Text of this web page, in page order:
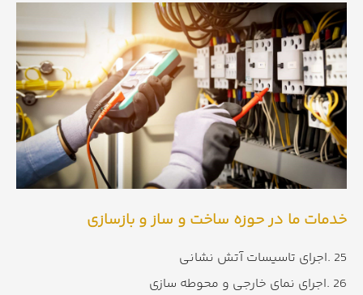
خدمات ما در حوزه ساخت و ساز و بازسازی
25 .اجرای تاسیسات آتش نشانی
26 .اجرای نمای خارجی و محوطه سازی